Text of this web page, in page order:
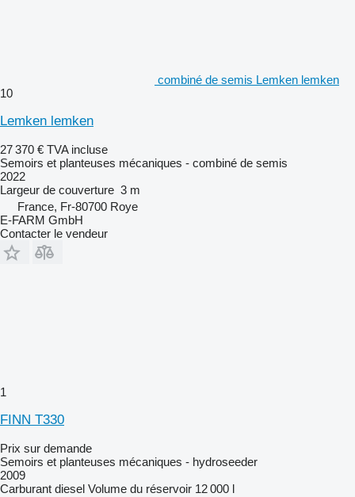
combiné de semis Lemken lemken
10
Lemken lemken
27 370 € TVA incluse
Semoirs et planteuses mécaniques - combiné de semis
2022
Largeur de couverture 3 m
France, Fr-80700 Roye
E-FARM GmbH
Contacter le vendeur
1
FINN T330
Prix sur demande
Semoirs et planteuses mécaniques - hydroseeder
2009
Carburant diesel Volume du réservoir 12 000 l